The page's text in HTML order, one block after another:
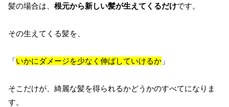
髪の場合は、 根元から新しい髪が生えてくるだけです。
その生えてくる髪を、
「いかにダメージを少なく伸ばしていけるか 」
そこだけが、綺麗な髪を得られるかどうかのすべてになりま
す。